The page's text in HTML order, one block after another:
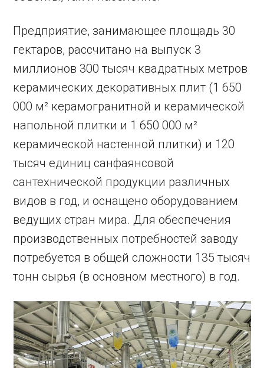
Предприятие, занимающее площадь 30
гектаров, рассчитано на выпуск 3
миллионов 300 тысяч квадратных метров
керамических декоративных плит (1 650
000 м² керамогранитной и керамической
напольной плитки и 1 650 000 м²
керамической настенной плитки) и 120
тысяч единиц санфаянсовой
сантехнической продукции различных
видов в год, и оснащено оборудованием
ведущих стран мира. Для обеспечения
производственных потребностей заводу
потребуется в общей сложности 135 тысяч
тонн сырья (в основном местного) в год.